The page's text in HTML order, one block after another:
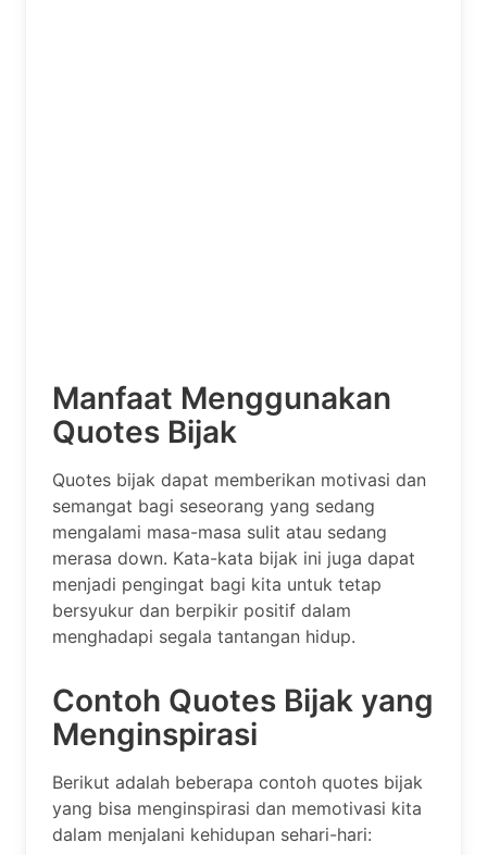
Manfaat Menggunakan
Quotes Bijak
Quotes bijak dapat memberikan motivasi dan
semangat bagi seseorang yang sedang
mengalami masa-masa sulit atau sedang
merasa down. Kata-kata bijak ini juga dapat
menjadi pengingat bagi kita untuk tetap
bersyukur dan berpikir positif dalam
menghadapi segala tantangan hidup.
Contoh Quotes Bijak yang
Menginspirasi
Berikut adalah beberapa contoh quotes bijak
yang bisa menginspirasi dan memotivasi kita
dalam menjalani kehidupan sehari-hari: